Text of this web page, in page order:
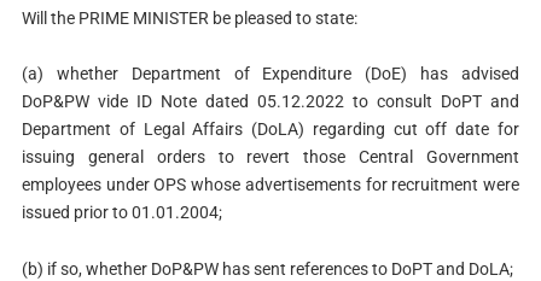
Will the PRIME MINISTER be pleased to state:
(a) whether Department of Expenditure (DoE) has advised
DoP&PW vide ID Note dated 05.12.2022 to consult DoPT and
Department of Legal Affairs (DoLA) regarding cut off date for
issuing general orders to revert those Central Government
employees under OPS whose advertisements for recruitment were
issued prior to 01.01.2004;
(b) if so, whether DoP&PW has sent references to DoPT and DoLA;